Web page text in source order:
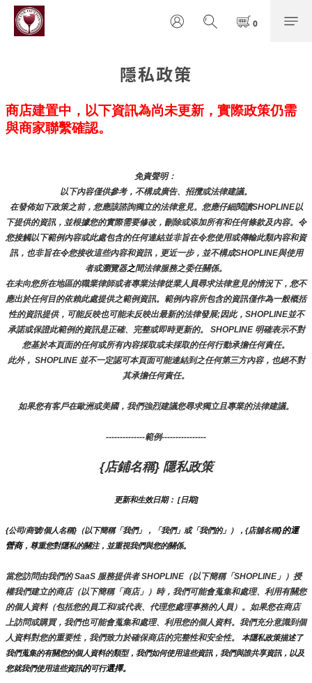
隱私政策
商店建置中，以下資訊為尚未更新，實際政策仍需
與商家聯繫確認。
免責聲明：
以下內容僅供參考，不構成廣告、招攬或法律建議。
在發佈如下政策之前，您應該諮詢獨立的法律意見。您應仔細閱讀SHOPLINE以
下提供的資訊，並根據您的實際需要修改，刪除或添加所有和任何條款及內容。令
您接觸以下範例內容或此處包含的任何連結並非旨在令您使用或傳輸此類內容和資
訊，也非旨在令您接收這些內容和資訊，更近一步，並不構成SHOPLINE與使用
者或瀏覽器之間法律服務之委任關係。
在未向您所在地區的職業律師或者專業法律從業人員尋求法律意見的情況下，您不
應出於任何目的依賴此處提供之範例資訊。範例內容所包含的資訊僅作為一般概括
性的資訊提供，可能反映也可能未反映出最新的法律發展;因此，SHOPLINE並不
承諾或保證此範例的資訊是正確、完整或即時更新的。 SHOPLINE 明確表示不對
您基於本頁面的任何或所有內容採取或未採取的任何行動承擔任何責任。
此外， SHOPLINE 並不一定認可本頁面可能連結到之任何第三方內容，也絕不對
其承擔任何責任。
如果您有客戶在歐洲或美國，我們強烈建議您尋求獨立且專業的法律建議。
--------------範例----------------
{店鋪名稱} 隱私政策
更新和生效日期： [日期]
{公司/商號/個人名稱}（以下簡稱「我們」，「我們」或「我們的」），{店舖名稱}的運
營商，尊重您對隱私的關注，並重視我們與您的關係。
當您訪問由我們的 SaaS 服務提供者 SHOPLINE（以下簡稱「SHOPLINE」）授
權我們建立的商店（以下簡稱「商店」）時，我們可能會蒐集和處理、利用有關您
的個人資料（包括您的員工和/或代表、代理您處理事務的人員）。如果您在商店
上訪問或購買，我們也可能會蒐集和處理、利用您的個人資料。我們充分意識到個
人資料對您的重要性，我們致力於確保商店的完整性和安全性。
本隱私政策描述了
我們蒐集的有關您的個人資料的類型，我們如何使用這些資訊，我們與誰共享資訊，以及
您就我們使用這些資訊的可行選擇。